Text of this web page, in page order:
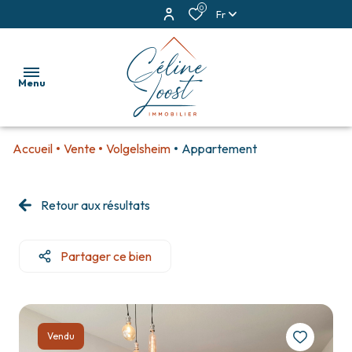
0 Fr
Menu
estimation
mail
Accueil Vente Volgelsheim Appartement
Retour aux résultats
Partager ce bien
Vendu